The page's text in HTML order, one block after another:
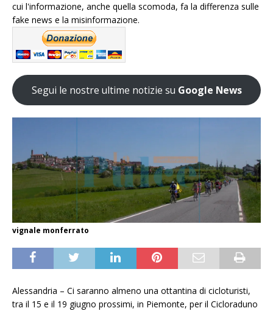
cui l'informazione, anche quella scomoda, fa la differenza sulle
fake news e la misinformazione.
Segui le nostre ultime notizie su Google News
vignale monferrato
Alessandria – Ci saranno almeno una ottantina di cicloturisti,
tra il 15 e il 19 giugno prossimi, in Piemonte, per il Cicloraduno